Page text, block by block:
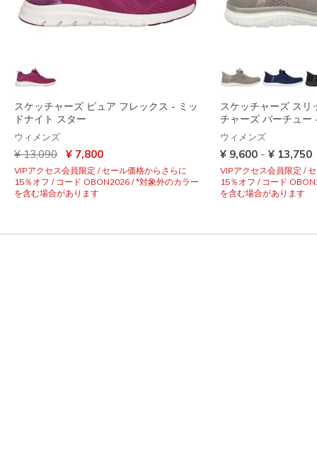
スケッチャーズ ピュア フレックス - ミッ
ドナイト スター
ウィメンズ
からの値引き
¥ 13,090 から
¥ 7,800
VIPアクセス会員限定 / セール価格からさらに
15％オフ / コード OBON2026 / *対象外のカラー
を含む場合があります
スケッチャーズ スリ
チャーズ バーチュー
ウィメンズ
¥ 9,600 - ¥ 13,750
VIPアクセス会員限定 /
15％オフ / コード
を含む場合があります